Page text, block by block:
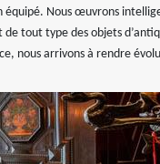
équipé. Nous œuvrons
de tout type des objets
nous arrivons à rendre